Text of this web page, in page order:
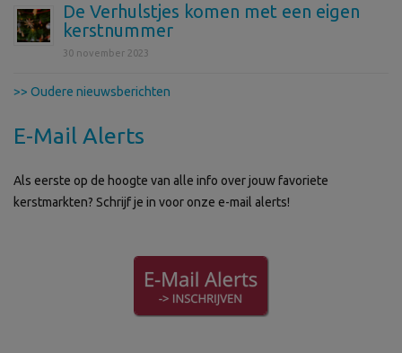
De Verhulstjes komen met een eigen
kerstnummer
30 november 2023
>> Oudere nieuwsberichten
E-Mail Alerts
Als eerste op de hoogte van alle info over jouw favoriete
kerstmarkten? Schrijf je in voor onze e-mail alerts!